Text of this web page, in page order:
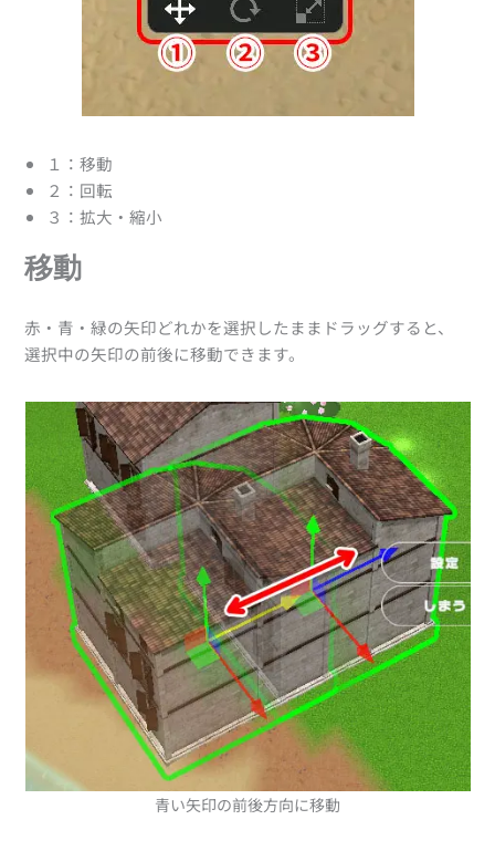
１：移動
２：回転
３：拡大・縮小
移動
赤・青・緑の矢印どれかを選択したままドラッグすると、
選択中の矢印の前後に移動できます。
青い矢印の前後方向に移動